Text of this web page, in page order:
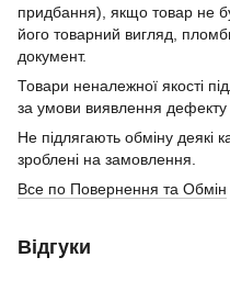
придбання), якщо товар не
його товарний вигляд,
документ.
Товари неналежної якості
за умови виявлення дефекту
Не підлягають обміну деякі
зроблені на замовлення.
Все по Повернення та Обмін
Відгуки